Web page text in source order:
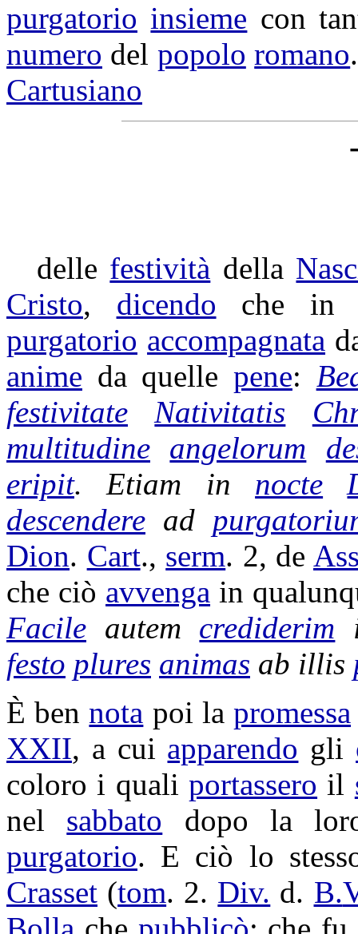
purgatorio insieme con
numero del popolo romano.
Cartusiano
delle festività della
Cristo, dicendo che
purgatorio accompagnata
anime da quelle pene:
festivitate
Nativitatis
multitudine angelorum
eripit. Etiam in nocte
descendere ad
Dion. Cart., serm. 2, de
che ciò avvenga in
Facile autem crediderim
festo plures animas ab illis
È bennota poi lapromessa
XXII, a cui apparendo gli
coloro i qualiportassero il
nel sabbato dopo la
purgatorio. E ciò lo
Crasset (tom. 2. Div. d. B.